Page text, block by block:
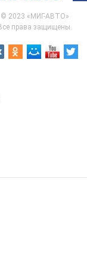
© 2023 «МИГ-АВТО»
права защищены.